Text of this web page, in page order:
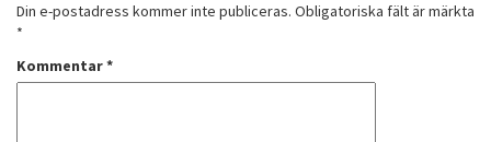
Din e-postadress kommer inte publiceras. Obligatoriska fält är märkta
*
Kommentar*